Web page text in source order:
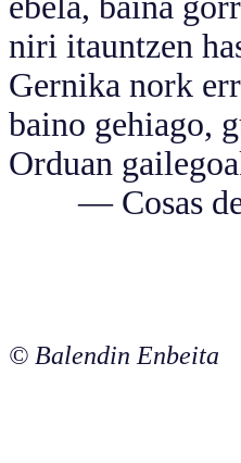
niri itauntzen
Gernika nork
baino gehiago,
Orduan
— Cosas de
© Balendin Enbeita